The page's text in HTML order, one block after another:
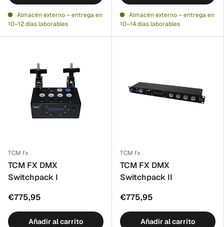
Almacén externo – entrega en
10–12 días laborables
Almacén externo – entrega en
10–14 días laborables
TCM fx
TCM FX DMX
Switchpack I
€775,95
Añadir al carrito
TCM fx
TCM FX DMX
Switchpack II
€775,95
Añadir al carrito